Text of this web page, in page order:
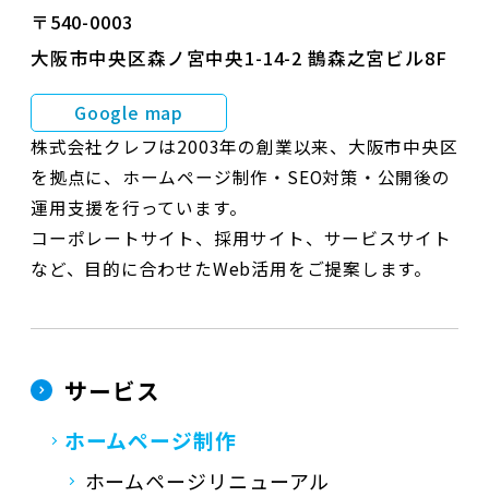
〒540-0003
大阪市中央区森ノ宮中央1-14-2 鵲森之宮ビル8F
Google map
株式会社クレフは2003年の創業以来、大阪市中央区
を拠点に、ホームページ制作・SEO対策・公開後の
運用支援を行っています。
コーポレートサイト、採用サイト、サービスサイト
など、目的に合わせたWeb活用をご提案します。
サービス
ホームページ制作
ホームページリニューアル